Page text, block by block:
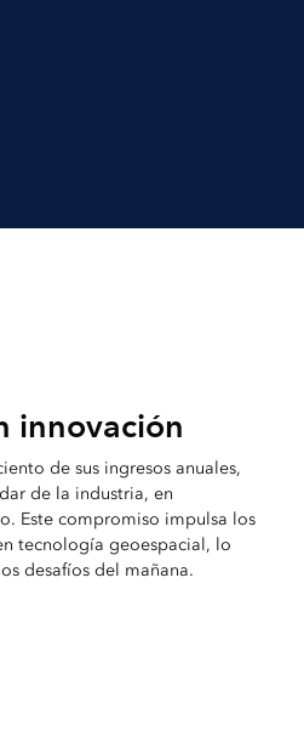
innovación
de sus ingresos anuales,
de la industria, en
Este compromiso impulsa los
tecnología geoespacial, lo
desafíos del mañana.